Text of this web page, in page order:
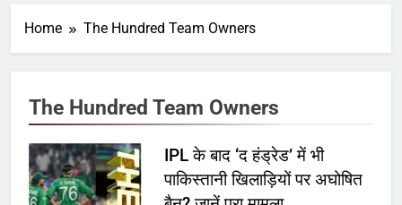
Home The Hundred Team Owners
The Hundred Team Owners
IPL के बाद ‘द हंड्रेड’ में भी
पाकिस्तानी खिलाड़ियों पर अघोषित